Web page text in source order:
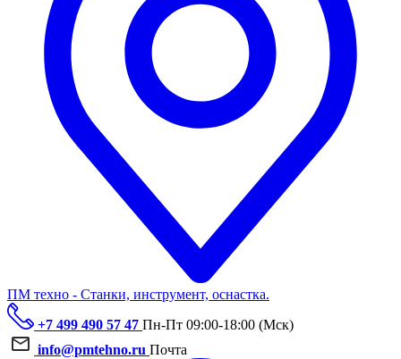
ПМ техно - Станки, инструмент, оснастка.
+7 499 490 57 47 Пн-Пт 09:00-18:00 (Мск)
info@pmtehno.ru Почта